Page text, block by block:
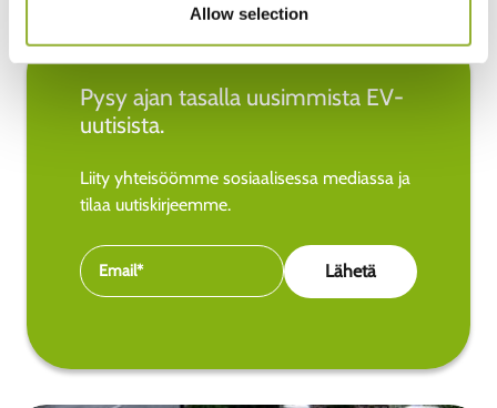
Allow selection
Pysy ajan tasalla uusimmista EV-
uutisista.
Liity yhteisöömme sosiaalisessa mediassa ja
tilaa uutiskirjeemme.